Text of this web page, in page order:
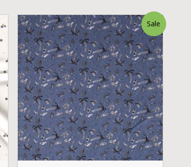
Sale
Oorspronkelijke
prijs
was:
€ 1,10.
Huidige
prijs
is:
€ 0,33.